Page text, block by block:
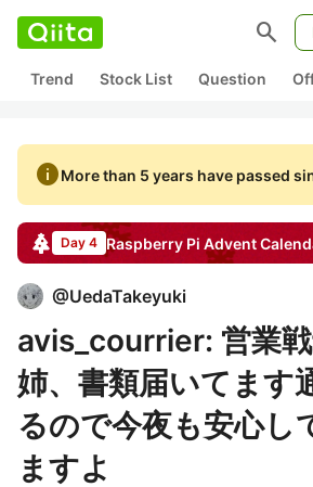
search
Trend Stock List Question
infoMore than 5 years have passed
Day 4 Raspberry Pi Advent
@UedaTakeyuki
avis_courrier: 営業
姉、書類届いてます
るので今夜も安心し
ますよ